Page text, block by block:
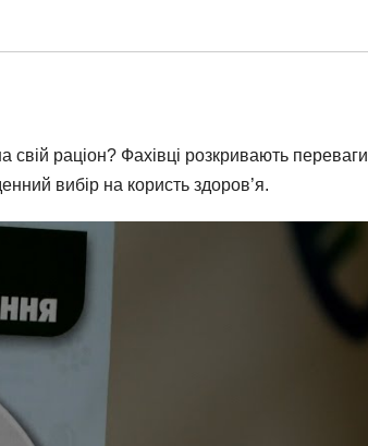
раціон? Фахівці розкривають переваги
вибір на користь здоров’я.